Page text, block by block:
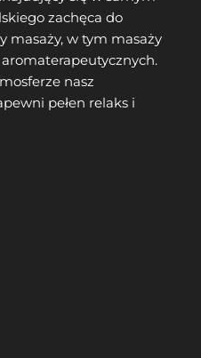
zachęca do
masaży, w tym masaży
nasz
pełen relaks i